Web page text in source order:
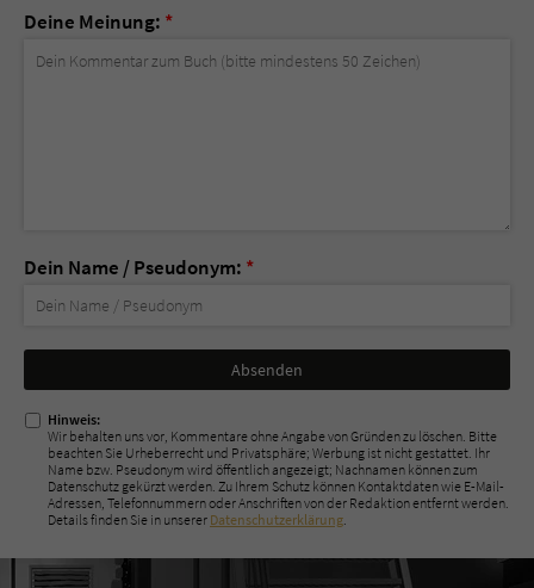
Deine Meinung: *
Dein Name / Pseudonym: *
Nicht
ausfüllen!
Hinweis:
Wir behalten uns vor, Kommentare ohne Angabe von Gründen zu löschen. Bitte
beachten Sie Urheberrecht und Privatsphäre; Werbung ist nicht gestattet. Ihr
Name bzw. Pseudonym wird öffentlich angezeigt; Nachnamen können zum
Datenschutz gekürzt werden. Zu Ihrem Schutz können Kontaktdaten wie E-Mail-
Adressen, Telefonnummern oder Anschriften von der Redaktion entfernt werden.
Details finden Sie in unserer Datenschutzerklärung